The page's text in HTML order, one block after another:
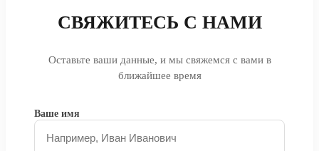
СВЯЖИТЕСЬ С НАМИ
Оставьте ваши данные, и мы свяжемся с вами в
ближайшее время
Ваше имя